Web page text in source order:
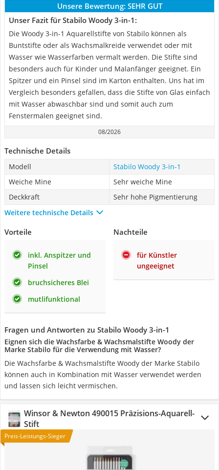
Unsere Bewertung: SEHR GUT
Unser Fazit für Stabilo Woody 3-in-1:
Die Woody 3-in-1 Aquarellstifte von Stabilo können als
Buntstifte oder als Wachsmalkreide verwendet oder mit
Wasser wie Wasserfarben vermalt werden. Die Stifte sind
besonders auch für Kinder und Malanfänger geeignet. Ein
Spitzer und ein Pinsel sind im Karton enthalten. Uns hat im
Vergleich besonders gefallen, dass die Stifte von Glas einfach
mit Wasser abwaschbar sind und somit auch zum
Fenstermalen geeignet sind.
08/2026
Technische Details
Modell
Stabilo Woody 3-in-1
Weiche Mine
Sehr weiche Mine
Deckkraft
Sehr hohe Pigmentierung
Weitere technische Details
Vorteile
inkl. Anspitzer und
Pinsel
bruchsicheres Blei
mutlifunktional
Nachteile
für Künstler
ungeeignet
Fragen und Antworten zu Stabilo Woody 3-in-1
Eignen sich die Wachsfarbe & Wachsmalstifte Woody der
Marke Stabilo für die Verwendung mit Wasser?
Die Wachsfarbe & Wachsmalstifte Woody der Marke Stabilo
können auch in Kombination mit Wasser verwendet werden
und lassen sich leicht vermischen.
Winsor & Newton 490015 Präzisions-Aquarell-
Stift
Preis-Leistungs-Sieger